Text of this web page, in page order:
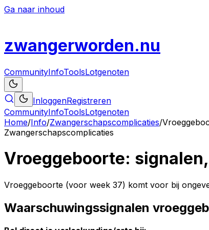
Ga naar inhoud
zwangerworden.nu
CommunityInfoToolsLotgenoten
InloggenRegistreren
CommunityInfoToolsLotgenoten
Home/Info/Zwangerschapscomplicaties/
Zwangerschapscomplicaties
Vroeggeboorte:
Vroeggeboorte (voor week 37) komt voor bij
Waarschuwingssignalen